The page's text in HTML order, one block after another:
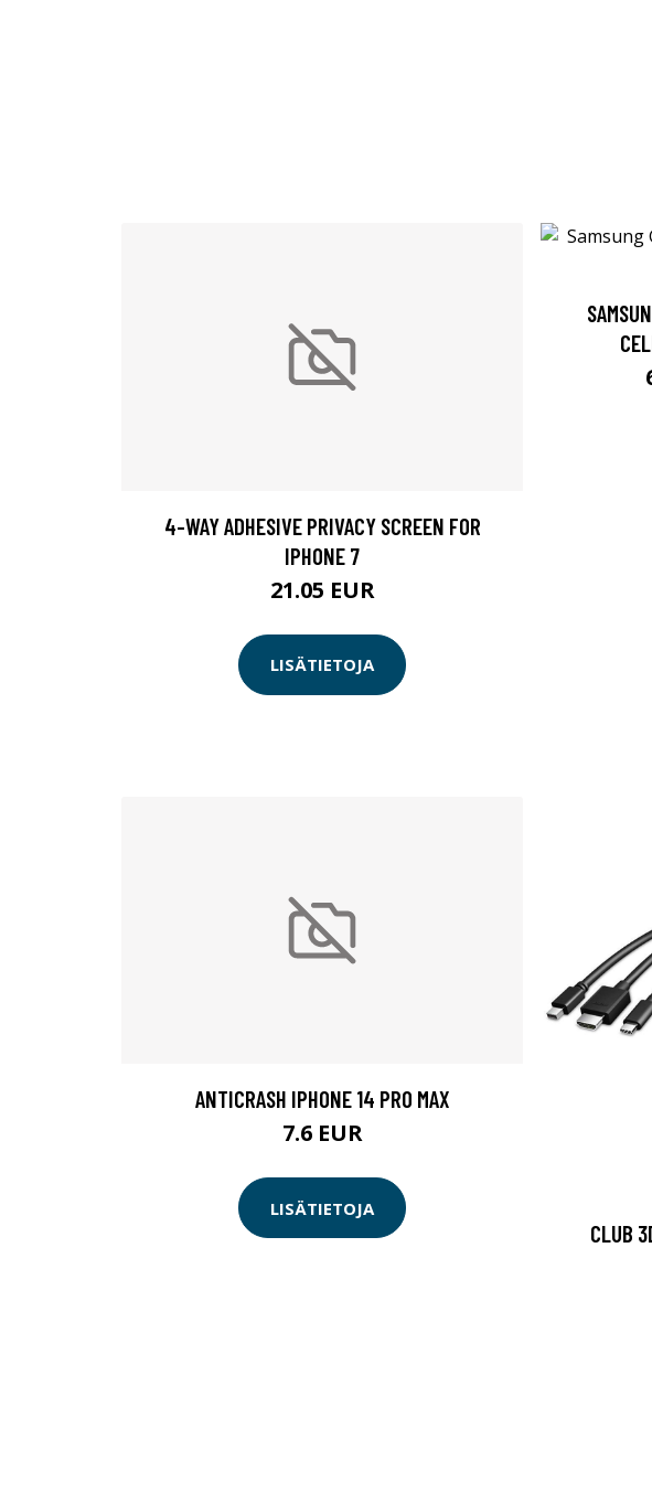
4-WAY ADHESIVE PRIVACY SCREEN FOR
IPHONE 7
21.05 EUR
LISÄTIETOJA
ANTICRASH IPHONE 14 PRO MAX
7.6 EUR
LISÄTIETOJA
CLUB